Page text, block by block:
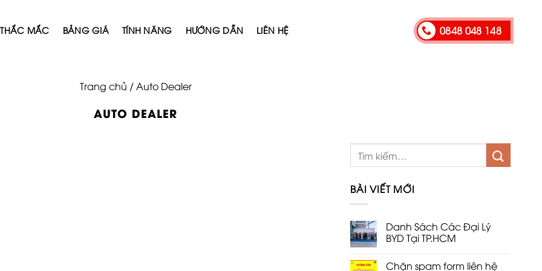
THẮC MẮC BẢNG GIÁ TÍNH NĂNG HƯỚNG DẪN LIÊN HỆ 0848 048 148
Trang chủ /Auto Dealer
AUTO DEALER
BÀI VIẾT MỚI
Danh Sách Các Đại Lý
BYD Tại TP.HCM
Chặn spam form liên hệ